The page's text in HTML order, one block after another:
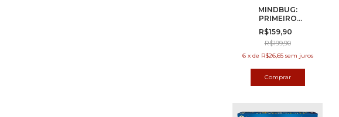
MINDBUG:
PRIMEIRO
CONTATO
R$159,90
R$199,90
6 x de R$26,65 sem juros